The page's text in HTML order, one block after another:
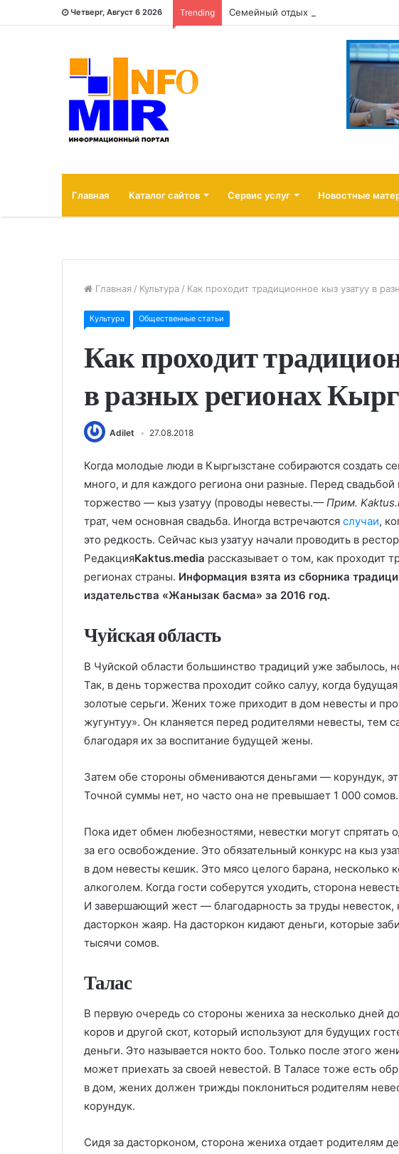
Четверг, Август 6 2026 Trending Семейный отдых на Иссык-Куле!
Главная Каталог сайтов Сервис услуг Новостные
Главная / Культура / Как проходит традиционное кыз узатуу в
Культура Общественные статьи
Как проходит
в разных регионах
Adilet 27.08.2018
Когда молодые люди в Кыргызстане собираются создать
много, и для каждого региона они разные. Перед
торжество — кыз узатуу (проводы невесты.— Прим.
трат, чем основная свадьба. Иногда встречаются случаи,
это редкость. Сейчас кыз узатуу начали проводить в
РедакцияKaktus.media рассказывает о том, как проходит
регионах страны. Информация взята из сборника
издательства «Жанызак басма» за 2016 год.
Чуйская область
В Чуйской области большинство традиций уже забылось,
Так, в день торжества проходит сойко салуу, когда
золотые серьги. Жених тоже приходит в дом невесты и
жугунтуу». Он кланяется перед родителями невесты, тем
благодаря их за воспитание будущей жены.
Затем обе стороны обмениваются деньгами — корундук,
Точной суммы нет, но часто она не превышает 1 000 сомов.
Пока идет обмен любезностями, невестки могут спрятать
за его освобождение. Это обязательный конкурс на кыз
в дом невесты кешик. Это мясо целого барана, несколько
алкоголем. Когда гости соберутся уходить, сторона
И завершающий жест — благодарность за труды
дасторкон жаяр. На дасторкон кидают деньги, которые
тысячи сомов.
Талас
В первую очередь со стороны жениха за несколько дней
коров и другой скот, который используют для будущих
деньги. Это называется нокто боо. Только после этого
может приехать за своей невестой. В Таласе тоже есть
в дом, жених должен трижды поклониться родителям
корундук.
Сидя за дасторконом, сторона жениха отдает родителям